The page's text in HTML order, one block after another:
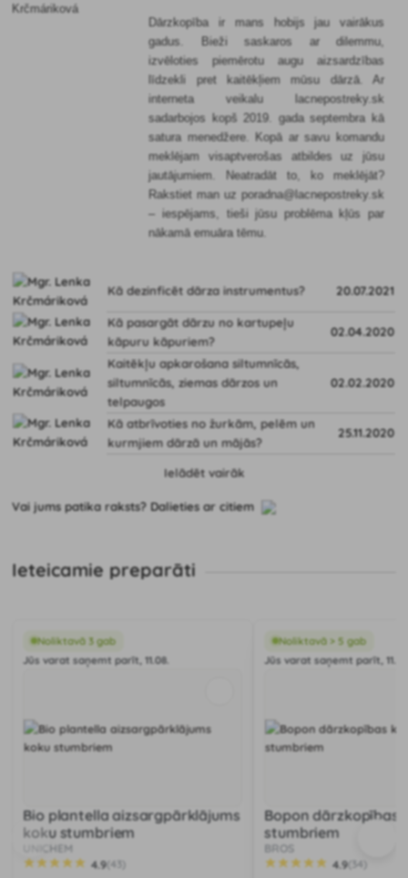
Dārzkopība ir mans hobijs jau vairākus
gadus. Bieži saskaros ar dilemmu,
izvēloties piemērotu augu aizsardzības
līdzekli pret kaitēkļiem mūsu dārzā. Ar
interneta veikalu lacnepostreky.sk
sadarbojos kopš 2019. gada septembra kā
satura menedžere. Kopā ar savu komandu
meklējam visaptverošas atbildes uz jūsu
jautājumiem. Neatradāt to, ko meklējāt?
Rakstiet man uz poradna@lacnepostreky.sk
– iespējams, tieši jūsu problēma kļūs par
nākamā emuāra tēmu.
Kā dezinficēt dārza instrumentus? 20.07.2021
Kā pasargāt dārzu no kartupeļu
kāpuru kāpuriem?
02.04.2020
Kaitēkļu apkarošana siltumnīcās,
siltumnīcās, ziemas dārzos un
telpaugos
02.02.2020
Kā atbrīvoties no žurkām, pelēm un
kurmjiem dārzā un mājās?
25.11.2020
Ielādēt vairāk
Vai jums patika raksts? Dalieties ar citiem
Ieteicamie preparāti
Noliktavā 3 gab
Jūs varat saņemt parīt, 11.08.
Bio plantella aizsargpārklājums
koku stumbriem
UNICHEM
4.9(43)
Noliktavā > 5 gab
Jūs varat saņemt parīt,
Bopon dārzkopības
stumbriem
BROS
4.9(34)